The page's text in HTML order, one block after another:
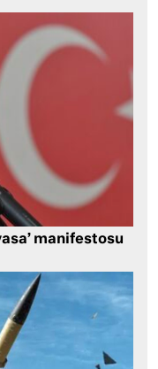
manifestosu